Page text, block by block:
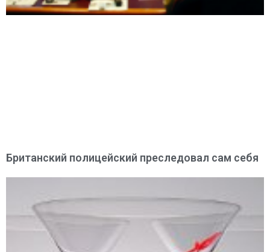
Британский полицейский преследовал сам себя